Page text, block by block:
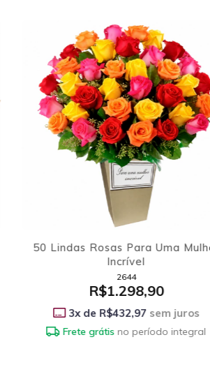
Buquê 50 Rosas Vermelhas
1616
R$1.998,90
3x de R$666,30sem juros
Frete grátis no período integral